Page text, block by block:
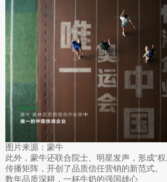
图片来源：蒙牛
此外，蒙牛还联合院士、明星发声，形成“
传播矩阵，开创了品质信任营销的新范式。
数年品质深耕，一杯牛奶的强国雄心